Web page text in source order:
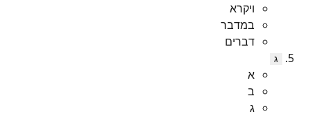
ויקרא
במדבר
דברים
ג
א
ב
ג